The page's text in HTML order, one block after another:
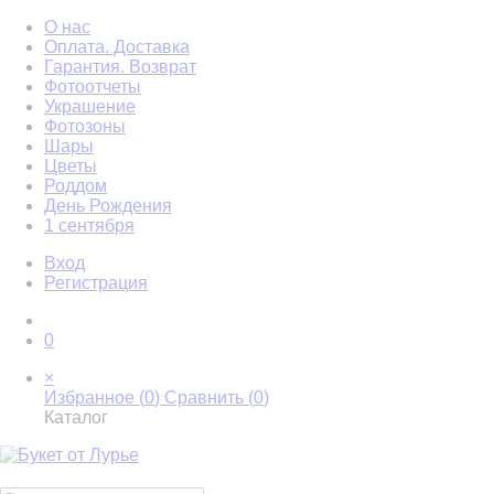
О нас
Оплата. Доставка
Гарантия. Возврат
Фотоотчеты
Украшение
Фотозоны
Шары
Цветы
Роддом
День Рождения
1 сентября
Вход
Регистрация
0
×
Избранное (0) Сравнить (0)
Каталог